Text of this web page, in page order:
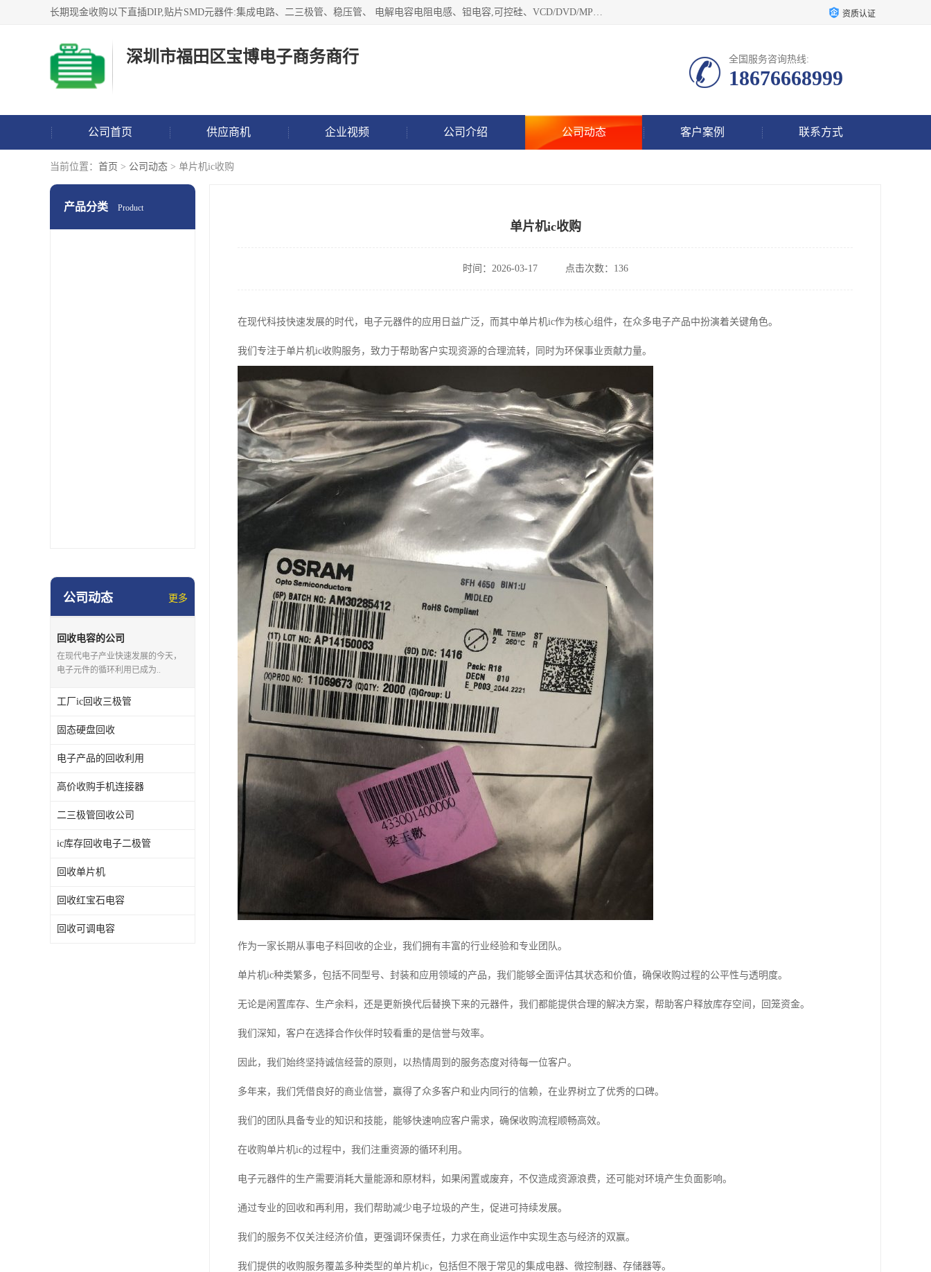
长期现金收购以下直插DIP,贴片SMD元器件:集成电路、二三极管、稳压管、 电解电容电阻电感、钽电容,可控硅、VCD/DVD/MP3激光头、红外发射接收、行管、 BGA芯片,霍尔元件、发光管、晶振,继电器,舌簧管舌簧继电器等各种电子元器件 , 量大量小不限!QQ9 联系电话谢先生 E-mail 资质认证
深圳市福田区宝博电子商务商行 全国服务咨询热线:
18676668999
公司首页 供应商机 企业视频 公司介绍 公司动态 客户案例 联系方式
当前位置： 首页 > 公司动态 > 单片机ic收购
产品分类 Product
公司动态 更多
回收电容的公司
在现代电子产业快速发展的今天，
电子元件的循环利用已成为..
工厂ic回收三极管
固态硬盘回收
电子产品的回收利用
高价收购手机连接器
二三极管回收公司
ic库存回收电子二极管
回收单片机
回收红宝石电容
回收可调电容
单片机ic收购
时间：2026-03-17 点击次数：136
在现代科技快速发展的时代，电子元器件的应用日益广泛，而其中单片机ic作为核心组件，在众多电子产品中扮演着关键角色。
我们专注于单片机ic收购服务，致力于帮助客户实现资源的合理流转，同时为环保事业贡献力量。
作为一家长期从事电子料回收的企业，我们拥有丰富的行业经验和专业团队。
单片机ic种类繁多，包括不同型号、封装和应用领域的产品，我们能够全面评估其状态和价值，确保收购过程的公平性与透明度。
无论是闲置库存、生产余料，还是更新换代后替换下来的元器件，我们都能提供合理的解决方案，帮助客户释放库存空间，回笼资金。
我们深知，客户在选择合作伙伴时较看重的是信誉与效率。
因此，我们始终坚持诚信经营的原则，以热情周到的服务态度对待每一位客户。
多年来，我们凭借良好的商业信誉，赢得了众多客户和业内同行的信赖，在业界树立了优秀的口碑。
我们的团队具备专业的知识和技能，能够快速响应客户需求，确保收购流程顺畅高效。
在收购单片机ic的过程中，我们注重资源的循环利用。
电子元器件的生产需要消耗大量能源和原材料，如果闲置或废弃，不仅造成资源浪费，还可能对环境产生负面影响。
通过专业的回收和再利用，我们帮助减少电子垃圾的产生，促进可持续发展。
我们的服务不仅关注经济价值，更强调环保责任，力求在商业运作中实现生态与经济的双赢。
我们提供的收购服务覆盖多种类型的单片机ic，包括但不限于常见的集成电器、微控制器、存储器等。